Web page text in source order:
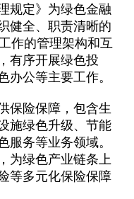
规定》为绿色金融
健全、职责清晰的
作的管理架构和互
有序开展绿色投
办公等主要工作。
保险保障，包含生
施绿色升级、节能
服务等业务领域。
为绿色产业链条上
等多元化保险保障